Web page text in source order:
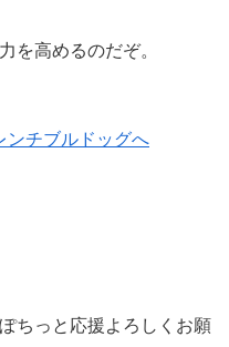
を高めるのだぞ。
ちっと応援よろしくお願